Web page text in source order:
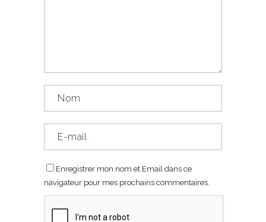
Enregistrer mon nom et Email dans ce
navigateur pour mes prochains commentaires.